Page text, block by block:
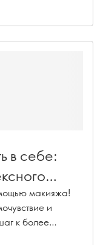
Giordani
для придания
в себе:
макияжа!
и
к более